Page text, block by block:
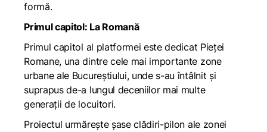
formă.
Primul capitol: La Romană
Primul capitol al platformei este dedicat Pieței
Romane, una dintre cele mai importante zone
urbane ale Bucureștiului, unde s-au întâlnit și
suprapus de-a lungul deceniilor mai multe
generații de locuitori.
Proiectul urmărește șase clădiri-pilon ale zonei